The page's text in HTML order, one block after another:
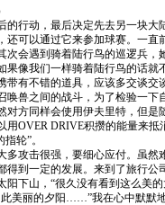
行动，最后决定先去另一块大
还可以通过它来参加球赛。一
次会遇到骑着陆行鸟的巡逻兵
果像我们一样骑着陆行鸟的话就
带有不错的道具，应该多交谈
唤兽之间的战斗，为了检验一
对方同样会使用伊夫里特，但
用OVER DRIVE积攒的能量来
轮”。
攻击很强，要细心应付。虽然
得到一定的发展。来到了旅行
阳下山，“很久没有看到这么美
此美丽的夕阳……”我在心中默默